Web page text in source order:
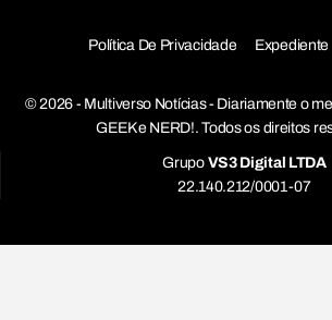
Política De Privacidade Expediente
© 2026 - Multiverso Notícias - Diariamente o
GEEK e NERD!. Todos os direitos
Grupo VS3 Digital LTDA
22.140.212/0001-07